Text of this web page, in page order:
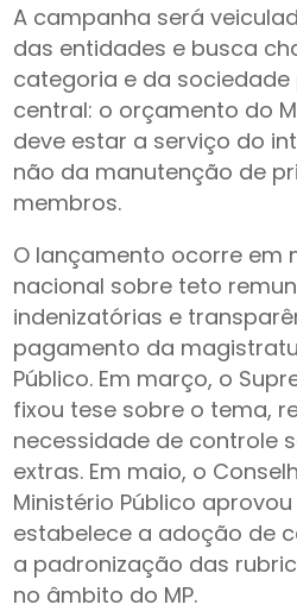
A campanha será
das entidades e busca
categoria e da
central: o orçamento do
deve estar a serviço do
não da manutenção de
membros.
O lançamento ocorre em
nacional sobre teto
indenizatórias e
pagamento da
Público. Em março, o
fixou tese sobre o tema,
necessidade de controle
extras. Em maio, o
Ministério Público
estabelece a adoção de
a padronização das
no âmbito do MP.